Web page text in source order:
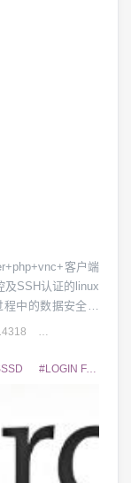
客户端
及SSH认证的linux
中的数据安全管
统一认证，支持
#LOGIN FAILURE